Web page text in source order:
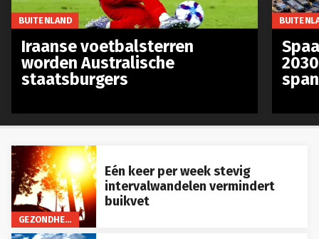
GEZONDHEID
Eén keer per week stevig
intervalwandelen vermindert
buikvet
BUITENLAND
Iraanse voetbalsterren
worden Australische
staatsburgers